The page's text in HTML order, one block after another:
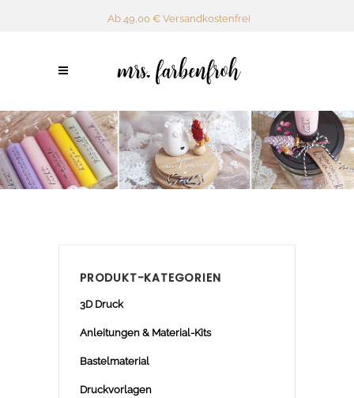
Ab 49,00 € Versandkostenfrei
PRODUKT-KATEGORIEN
3D Druck
Anleitungen & Material-Kits
Bastelmaterial
Druckvorlagen